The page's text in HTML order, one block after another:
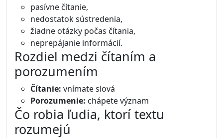
pasívne čítanie,
nedostatok sústredenia,
žiadne otázky počas čítania,
neprepájanie informácií.
Rozdiel medzi čítaním a
porozumením
Čítanie: vnímate slová
Porozumenie: chápete význam
Čo robia ľudia, ktorí textu
rozumejú